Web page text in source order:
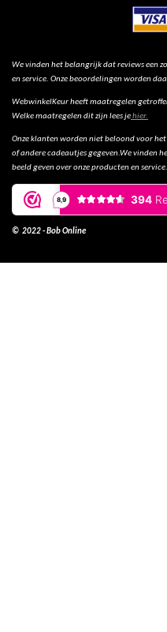
We vinden het belangrijk dat reviews een
en service. Onze beoordelingen worden
WebwinkelKeur heeft maatregelen
Welke maatregelen dit zijn lees jehier.
Onze klanten worden niet beloond voor
of andere cadeautjes gegeven.We vinden
beeld geven over onze producten en service.
© 2022 - Bob Online